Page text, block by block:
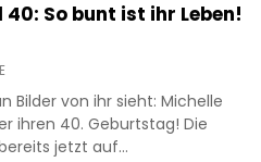
So bunt ist ihr Leben!
Bilder von ihr sieht: Michelle
ihren 40. Geburtstag! Die
jetzt auf…